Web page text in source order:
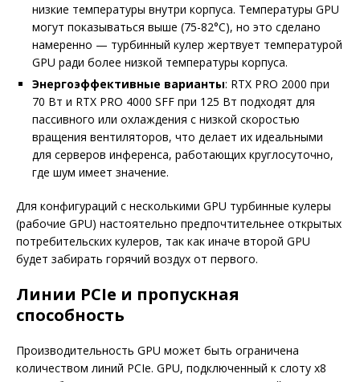
низкие температуры внутри корпуса. Температуры GPU
могут показываться выше (75-82°C), но это сделано
намеренно — турбинный кулер жертвует температурой
GPU ради более низкой температуры корпуса.
Энергоэффективные варианты: RTX PRO 2000 при
70 Вт и RTX PRO 4000 SFF при 125 Вт подходят для
пассивного или охлаждения с низкой скоростью
вращения вентиляторов, что делает их идеальными
для серверов инференса, работающих круглосуточно,
где шум имеет значение.
Для конфигураций с несколькими GPU турбинные кулеры
(рабочие GPU) настоятельно предпочтительнее открытых
потребительских кулеров, так как иначе второй GPU
будет забирать горячий воздух от первого.
Линии PCIe и пропускная
способность
Производительность GPU может быть ограничена
количеством линий PCIe. GPU, подключенный к слоту x8